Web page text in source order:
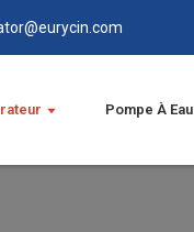
Pompe À Eau